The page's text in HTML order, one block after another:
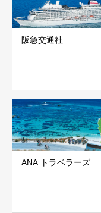
阪急交通社
ANA トラベラーズ